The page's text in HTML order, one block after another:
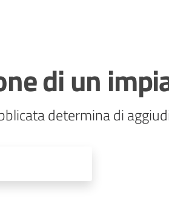
di un
determina di